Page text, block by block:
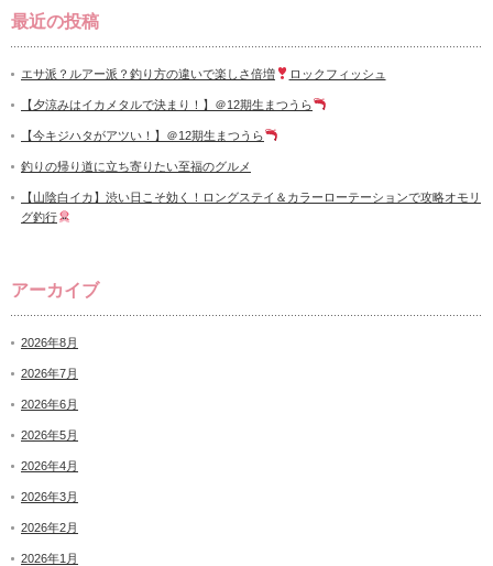
最近の投稿
エサ派？ルアー派？釣り方の違いで楽しさ倍増 ロックフィッシュ
【夕涼みはイカメタルで決まり！】＠12期生まつうら
【今キジハタがアツい！】＠12期生まつうら
釣りの帰り道に立ち寄りたい至福のグルメ
【山陰白イカ】渋い日こそ効く！ロングステイ＆カラーローテーションで攻略オモリ
グ釣行
アーカイブ
2026年8月
2026年7月
2026年6月
2026年5月
2026年4月
2026年3月
2026年2月
2026年1月